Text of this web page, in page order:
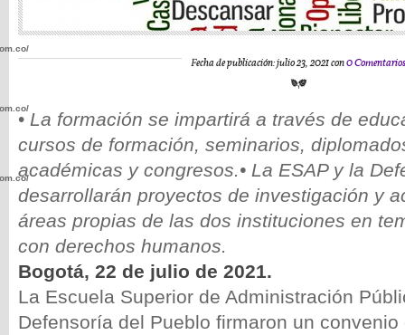
Fecha de publicación: julio 23, 2021 con0 Comentarios
• La formación se impartirá a través de
cursos de formación, seminarios,
académicas y congresos.• La ESAP y la
desarrollarán proyectos de investigación y
áreas propias de las dos instituciones en
con derechos humanos.
Bogotá, 22 de julio de 2021.
La Escuela Superior de Administración
Defensoría del Pueblo firmaron un
wp-
wp-
wp-
wp-